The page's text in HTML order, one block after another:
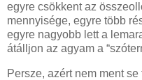
egyre csökkent az
mennyisége, egyre több
egyre nagyobb lett a
átálljon az agyam a
Persze, azért nem ment